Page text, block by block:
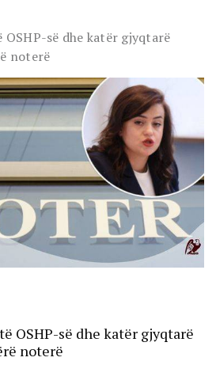
së dhe katër gjyqtarë
noterë
OSHP-së dhe katër gjyqtarë
noterë